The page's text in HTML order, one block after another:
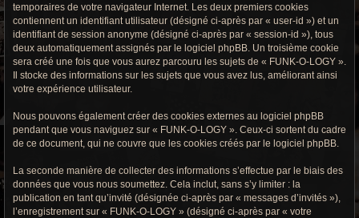
temporaires de votre navigateur Internet. Les deux premiers cookies
contiennent un identifiant utilisateur (désigné ci-après par « user-id ») et un
identifiant de session anonyme (désigné ci-après par « session-id »), tous
deux automatiquement assignés par le logiciel phpBB. Un troisième cookie
sera créé une fois que vous aurez parcouru les sujets de « FUNK-O-LOGY ».
Il stocke des informations sur les sujets que vous avez lus, améliorant ainsi
votre expérience utilisateur.
Nous pouvons également créer des cookies externes au logiciel phpBB
pendant que vous naviguez sur « FUNK-O-LOGY ». Ceux-ci sortent du cadre
de ce document, qui ne couvre que les cookies créés par le logiciel phpBB.
La seconde manière de collecter des informations s’effectue par le biais des
données que vous nous soumettez. Cela inclut, sans s’y limiter : la
publication en tant qu’invité (désignée ci-après par « messages d’invités »),
l’enregistrement sur « FUNK-O-LOGY » (désigné ci-après par « votre